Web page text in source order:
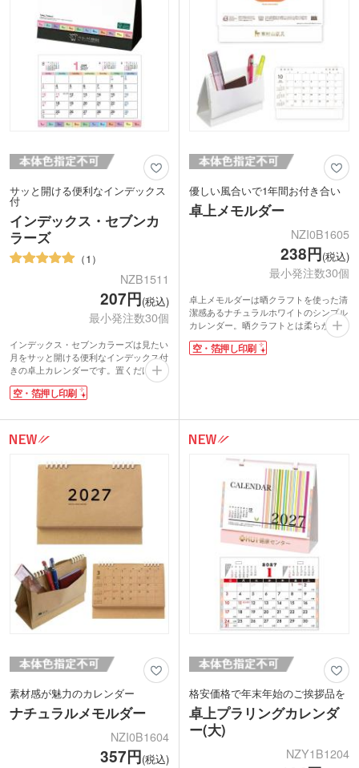
サッと開ける便利なインデックス
付
インデックス・セブンカ
ラーズ
1
NZB1511
207円(税込)
最小発注数30個
インデックス・セブンカラーズは見たい
月をサッと開ける便利なインデックス付
きの卓上カレンダーです。置くだけでデ
スク周りが明るくなる、目に優しいペー
ルトーンカラー。各月の裏面は横罫仕様
す。ワイヤータイプのダブルリング製法
で変形しにくく、めくりやすいのが特徴
です。
て目に付くノベルティ。社名やロゴを入
れて、年末年始のご挨拶用にいかがでし
空・箔押し印刷
優しい風合いで1年間お付き合い
卓上メモルダー
NZI0B1605
238円(税込)
最小発注数30個
卓上メモルダーは晒クラフトを使った清
潔感あるナチュラルホワイトのシンプル
カレンダー。晒クラフトとは柔らかな手
触りの白色クラフト紙。やさしい印象で
風景にマッチする和風な素材です。祝日
ティに最適です。
空・箔押し印刷
素材感が魅力のカレンダー
ナチュラルメモルダー
NZI0B1604
357円(税込)
格安価格で年末年始のご挨拶品を
卓上プラリングカレンダ
ー(大)
NZY1B1204